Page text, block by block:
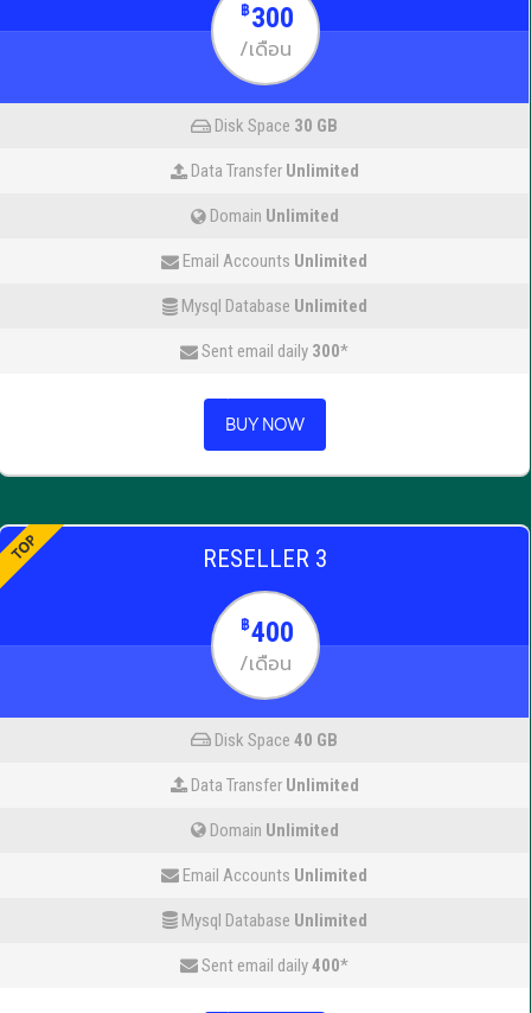
฿ 300
/เดือน
Disk Space 30 GB
Data Transfer Unlimited
Domain Unlimited
Email Accounts Unlimited
Mysql Database Unlimited
Sent email daily 300*
BUY NOW
RESELLER 3
฿400
/เดือน
Disk Space 40 GB
Data Transfer Unlimited
Domain Unlimited
Email Accounts Unlimited
Mysql Database Unlimited
Sent email daily400*